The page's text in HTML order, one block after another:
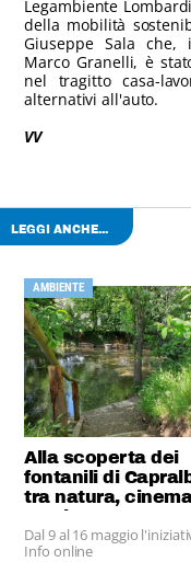
Legambiente
della mobilità
Giuseppe Sala che,
Marco Granelli, è
nel tragitto casa-
alternativi all'auto.
VV
LEGGI ANCHE...
AMBIENTE
Alla scoperta dei
fontanili di
tra natura,
musica
Dal 9 al 16 maggio
Info online